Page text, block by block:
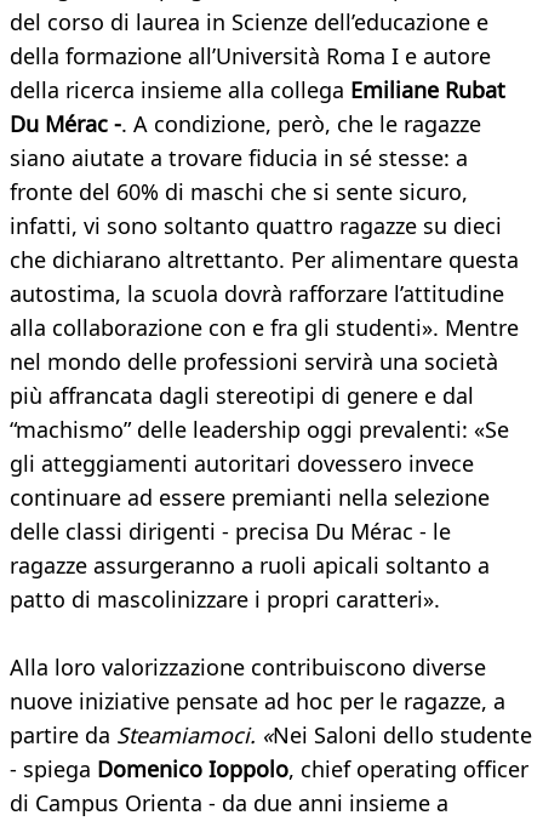
del corso di laurea in Scienze dell’educazione e
della formazione all’Università Roma I e autore
della ricerca insieme alla collega Emiliane Rubat
Du Mérac -. A condizione, però, che le ragazze
siano aiutate a trovare fiducia in sé stesse: a
fronte del 60% di maschi che si sente sicuro,
infatti, vi sono soltanto quattro ragazze su dieci
che dichiarano altrettanto. Per alimentare questa
autostima, la scuola dovrà rafforzare l’attitudine
alla collaborazione con e fra gli studenti». Mentre
nel mondo delle professioni servirà una società
più affrancata dagli stereotipi di genere e dal
“machismo” delle leadership oggi prevalenti: «Se
gli atteggiamenti autoritari dovessero invece
continuare ad essere premianti nella selezione
delle classi dirigenti - precisa Du Mérac - le
ragazze assurgeranno a ruoli apicali soltanto a
patto di mascolinizzare i propri caratteri».
Alla loro valorizzazione contribuiscono diverse
nuove iniziative pensate ad hoc per le ragazze, a
partire da Steamiamoci. «Nei Saloni dello studente
- spiega Domenico Ioppolo, chief operating officer
di Campus Orienta - da due anni insieme a